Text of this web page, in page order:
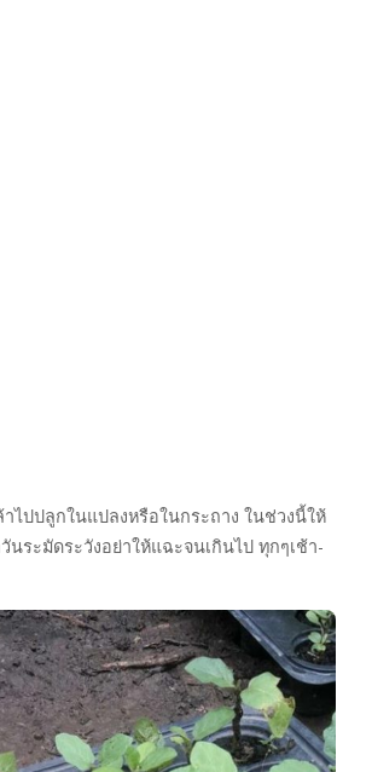
ไปปลูกในแปลงหรือในกระถาง ในช่วงนี้ให้
นระมัดระวังอย่าให้แฉะจนเกินไป ทุกๆเช้า-